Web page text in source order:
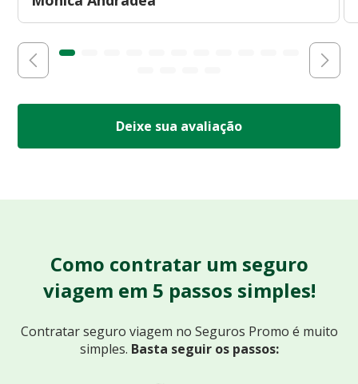
Deixe sua avaliação
Como contratar um seguro
viagem em 5 passos simples!
Contratar seguro viagem no Seguros Promo é muito
simples. Basta seguir os passos: